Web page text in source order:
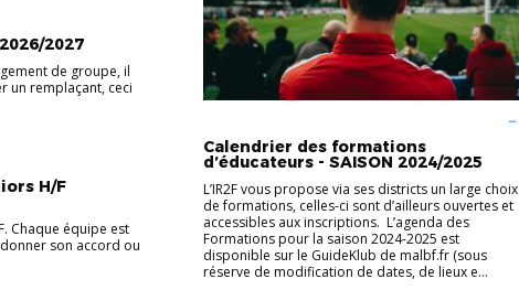
2027
de groupe, il
un remplaçant, ceci
H/F
Chaque équipe est
son accord ou
Calendrier des formations
d’éducateurs - SAISON 2024/2025
L’IR2F vous propose via ses districts un large choix
de formations, celles-ci sont d’ailleurs ouvertes et
accessibles aux inscriptions. L’agenda des
Formations pour la saison 2024-2025 est
disponible sur le GuideKlub de malbf.fr (sous
réserve de modification de dates, de lieux e...